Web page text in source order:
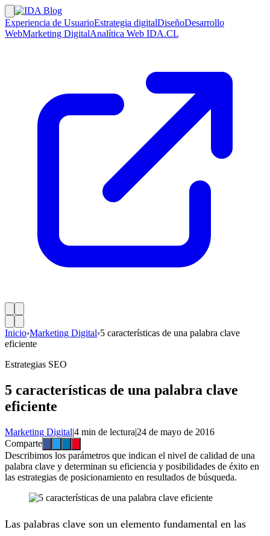
Experiencia de UsuarioEstrategia digitalDiseñoDesarrollo
WebMarketing DigitalAnalítica Web IDA.CL
Inicio›Marketing Digital›5 características de una palabra clave
eficiente
Estrategias SEO
5 características de una palabra clave
eficiente
Marketing Digital|4 min de lectura|24 de mayo de 2016
Comparte
Describimos los parámetros que indican el nivel de calidad de una
palabra clave y determinan su eficiencia y posibilidades de éxito en
las estrategias de posicionamiento en resultados de búsqueda.
Las palabras clave son un elemento fundamental en las